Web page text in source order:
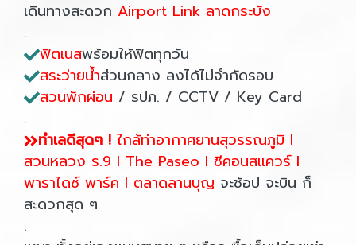
เดินทางสะดวก Airport Link ลาดกระบัง
.
ฟิตเนสพร้อมให้ฟิตทุกวัน
สระว่ายน้ำส่วนกลาง ลงได้ไม่จำกัดรอบ
สวนพักผ่อน / รปภ. / CCTV / Key Card
.
ทำเลดีสุดๆ !ใกล้ท่าอากาศยานสุวรรณภูมิ l
สวนหลวง ร.9 l The Paseo l ซีคอนสแควร์ l
พาราไดซ์ พาร์ค l ตลาดลานบุญ จะช้อป จะบิน ก็
สะดวกสุด ๆ
.